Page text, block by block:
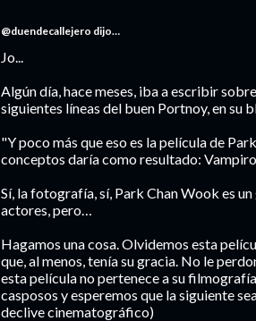
@duendecallejero dijo…
Jo...
Algún día, hace meses, iba a escribir
siguientes líneas del buen Portnoy, en su
"Y poco más que eso es la película de
conceptos daría como resultado:
Sí, la fotografía, sí, Park Chan Wook es un
actores, pero…
Hagamos una cosa. Olvidemos esta
que, al menos, tenía su gracia. No le
esta película no pertenece a su
casposos y esperemos que la siguiente
declive cinematográfico)